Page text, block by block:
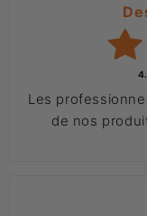
Les
de nos